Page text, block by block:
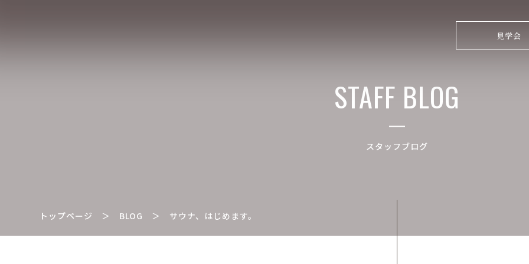
見学会
STAFF BLOG
スタッフブログ
トップページ ＞ BLOG ＞ サウナ、はじめます。